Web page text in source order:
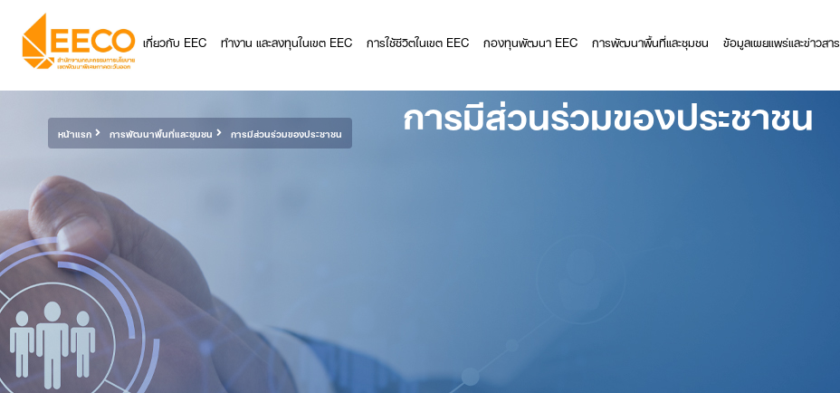
เกี่ยวกับ EEC ทำงาน และลงทุนในเขต EEC การใช้ชีวิตในเขต EEC กองทุนพัฒนา EEC การพัฒนาพื้นที่และชุมชน ข้อมูลเผยแพร่และข่าวสาร
หน้าแรก การพัฒนาพื้นที่และชุมชน การมีส่วนร่วมของประชาชน การมีส่วนร่วมของประชาชน